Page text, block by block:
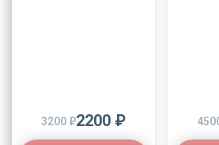
3200 ₽2200 ₽